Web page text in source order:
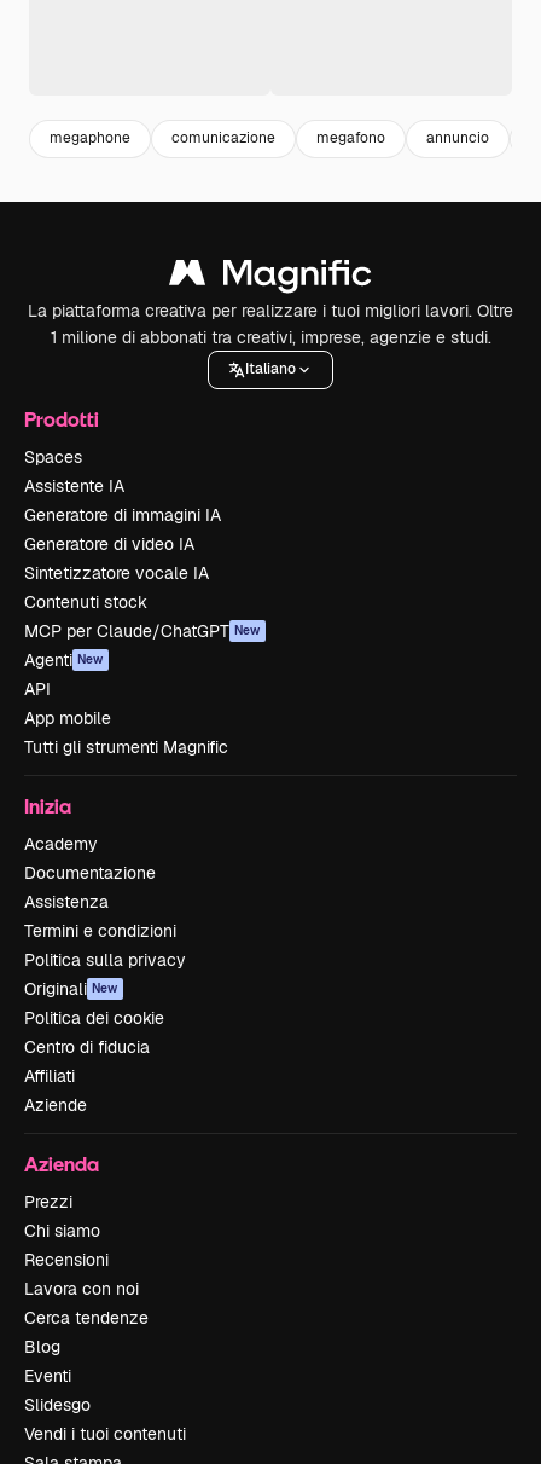
megaphone comunicazione megafono annuncio
La piattaforma creativa per realizzare i tuoi migliori lavori. Oltre
1 milione di abbonati tra creativi, imprese, agenzie e studi.
Italiano
Prodotti
Spaces
Assistente IA
Generatore di immagini IA
Generatore di video IA
Sintetizzatore vocale IA
Contenuti stock
MCP per Claude/ChatGPT New
Agenti New
API
App mobile
Tutti gli strumenti Magnific
Inizia
Academy
Documentazione
Assistenza
Termini e condizioni
Politica sulla privacy
Originali New
Politica dei cookie
Centro di fiducia
Affiliati
Aziende
Azienda
Prezzi
Chi siamo
Recensioni
Lavora con noi
Cerca tendenze
Blog
Eventi
Slidesgo
Vendi i tuoi contenuti